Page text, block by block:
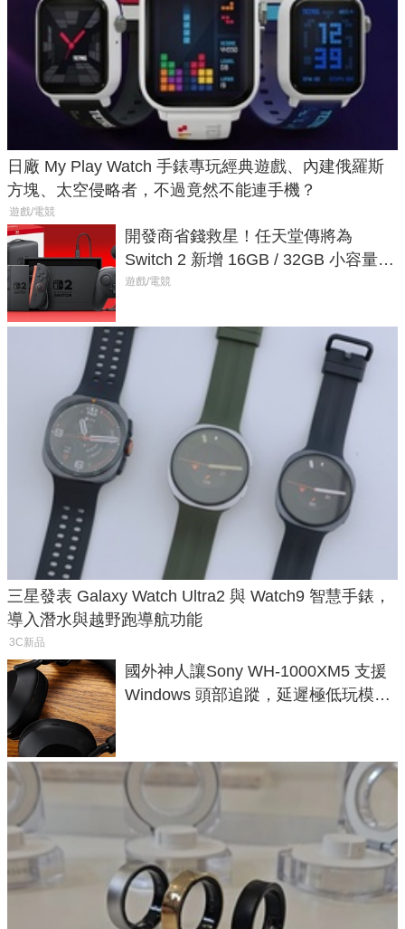
日廠 My Play Watch 手錶專玩經典遊戲、內建俄羅斯
方塊、太空侵略者，不過竟然不能連手機？
遊戲/電競
開發商省錢救星！任天堂傳將為
Switch 2 新增 16GB / 32GB 小容量遊
戲卡的選擇
遊戲/電競
三星發表 Galaxy Watch Ultra2 與 Watch9 智慧手錶，
導入潛水與越野跑導航功能
3C新品
國外神人讓Sony WH-1000XM5 支援
Windows 頭部追蹤，延遲極低玩模擬